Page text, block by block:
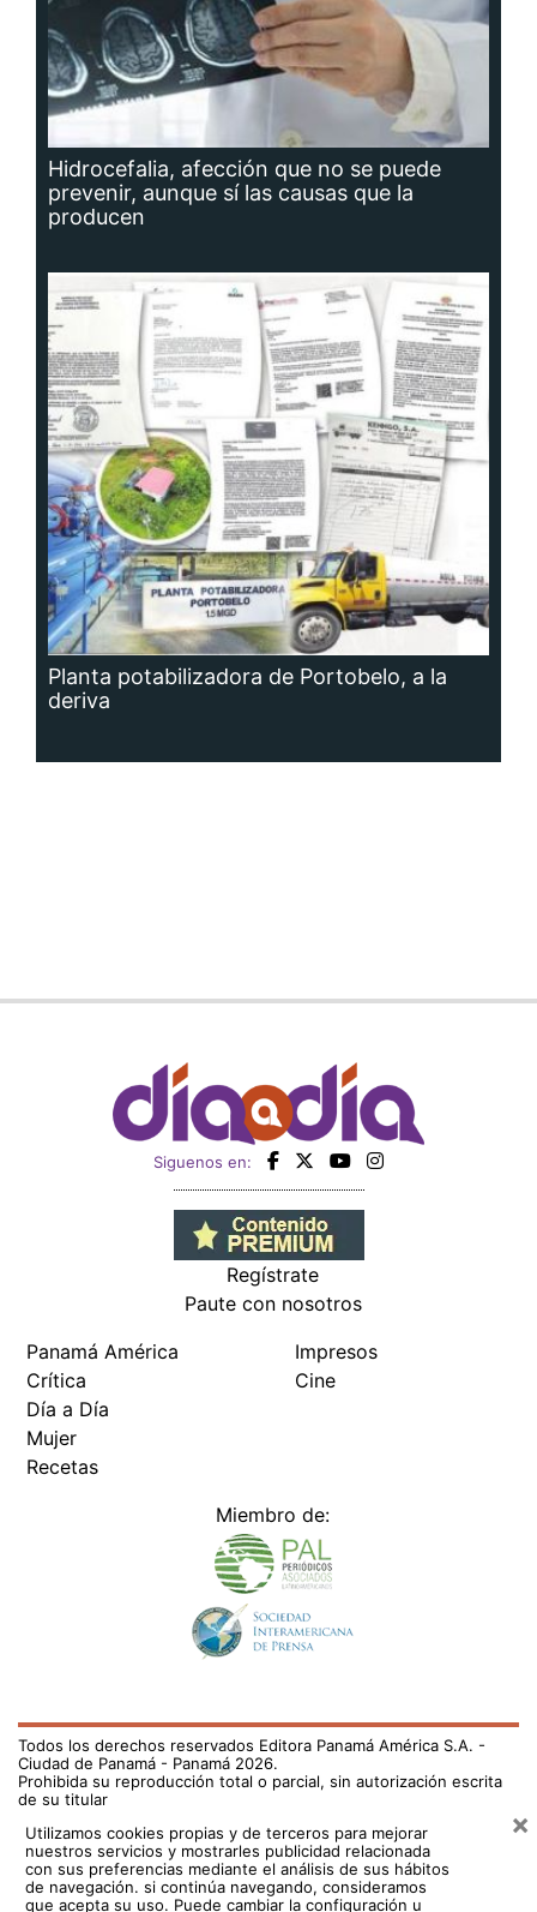
Hidrocefalia, afección que no se puede
prevenir, aunque sí las causas que la
producen
Planta potabilizadora de Portobelo, a la
deriva
Siguenos en:
Regístrate
Paute con nosotros
Panamá América
Crítica
Día a Día
Mujer
Recetas
Impresos
Cine
Miembro de:
Todos los derechos reservados Editora Panamá América S.A. -
Ciudad de Panamá - Panamá 2026.
Prohibida su reproducción total o parcial, sin autorización escrita
de su titular
Utilizamos cookies propias y de terceros para mejorar
nuestros servicios y mostrarles publicidad relacionada
con sus preferencias mediante el análisis de sus hábitos
de navegación. si continúa navegando, consideramos
que acepta su uso. Puede cambiar la configuración u
×